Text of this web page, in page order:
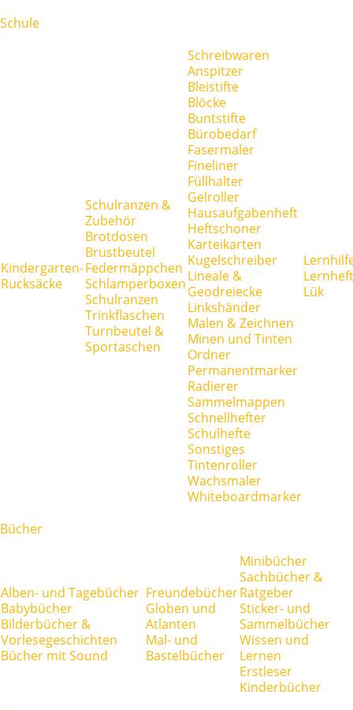
Schule
Kindergarten-
Rucksäcke
Schulranzen &
Zubehör
Brotdosen
Brustbeutel
Federmäppchen
Schlamperboxen
Schulranzen
Trinkflaschen
Turnbeutel &
Sportaschen
Schreibwaren
Anspitzer
Bleistifte
Blöcke
Buntstifte
Bürobedarf
Fasermaler
Fineliner
Füllhalter
Gelroller
Hausaufgabenheft
Heftschoner
Karteikarten
Kugelschreiber
Lineale &
Geodreiecke
Linkshänder
Malen & Zeichnen
Minen und Tinten
Ordner
Permanentmarker
Radierer
Sammelmappen
Schnellhefter
Schulhefte
Sonstiges
Tintenroller
Wachsmaler
Whiteboardmarker
Lük
Bücher
Alben- und Tagebücher
Babybücher
Bilderbücher &
Vorlesegeschichten
Bücher mit Sound
Freundebücher
Globen und
Atlanten
Mal- und
Bastelbücher
Minibücher
Sachbücher &
Ratgeber
Sticker- und
Sammelbücher
Wissen und
Lernen
Erstleser
Kinderbücher